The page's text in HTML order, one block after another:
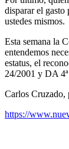
disparar el
ustedes mismos.
Esta semana la
entendemos
estatus, el
24/2001 y DA
Carlos Cruzado,
https://